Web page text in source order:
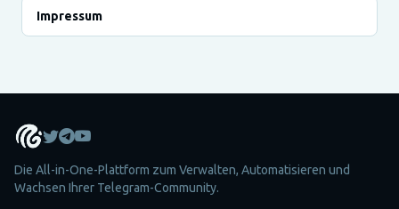
Impressum
Die All-in-One-Plattform zum Verwalten, Automatisieren und
Wachsen Ihrer Telegram-Community.